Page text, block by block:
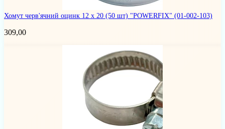
Хомут черв'ячний оцинк 12 х 20 (50 шт) "POWERFIX" (01-002-103)
309,00